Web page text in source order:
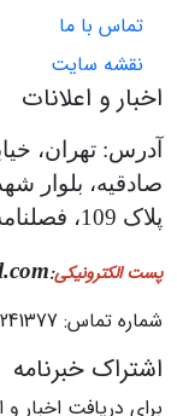
تماس با ما
نقشه سایت
اخبار و اعلانات
آدرس: تهران،
پلاک 109، فصلنامه کواترنری ایران
پست الکترونیکی:
شماره تماس: 02144241377
اشتراک خبرنامه
برای دریافت اخبار